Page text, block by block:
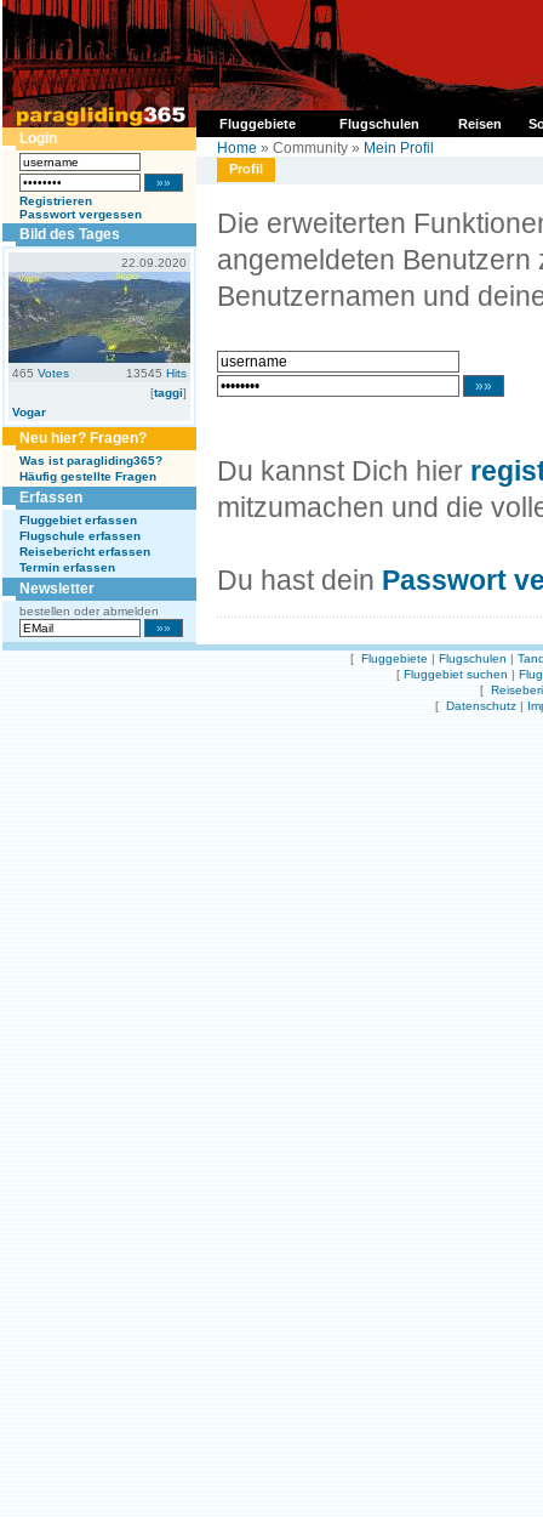
Fluggebiete Flugschulen Reisen
Login
Registrieren
Passwort vergessen
Bild des Tages
22.09.2020
465 Votes 13545 Hits
[taggi]
Vogar
Neu hier? Fragen?
Was ist paragliding365?
Häufig gestellte Fragen
Erfassen
Fluggebiet erfassen
Flugschule erfassen
Reisebericht erfassen
Termin erfassen
Newsletter
bestellen oder abmelden
Home » Community » Mein Profil
Profil
Die erweiterten
angemeldeten Benutzern
Benutzernamen und
Du kannst Dich hier
mitzumachen und die
Du hast dein Passwort
[ Fluggebiete | Flugschulen |
[ Fluggebiet suchen |
[
[ Datenschutz |